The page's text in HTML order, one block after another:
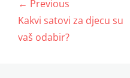
objava
← Previous
Previous
post:
Kakvi satovi za djecu su
vaš odabir?